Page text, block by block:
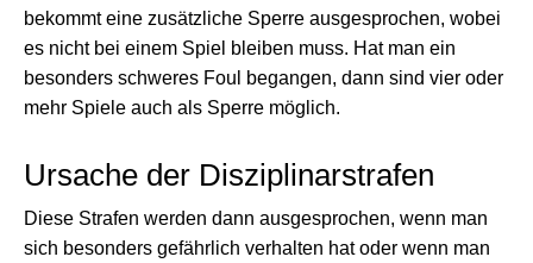
bekommt eine zusätzliche Sperre ausgesprochen, wobei
es nicht bei einem Spiel bleiben muss. Hat man ein
besonders schweres Foul begangen, dann sind vier oder
mehr Spiele auch als Sperre möglich.
Ursache der Disziplinarstrafen
Diese Strafen werden dann ausgesprochen, wenn man
sich besonders gefährlich verhalten hat oder wenn man